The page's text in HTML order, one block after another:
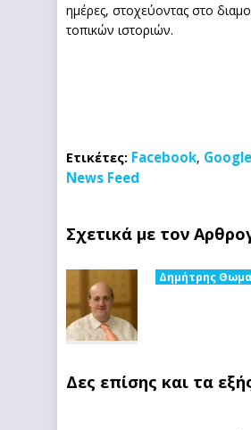
ημέρες, στοχεύοντας στο
τοπικών ιστοριών.
Ετικέτες: Facebook,
News Feed
Σχετικά με τον
Δημήτρης
Δες επίσης και τα